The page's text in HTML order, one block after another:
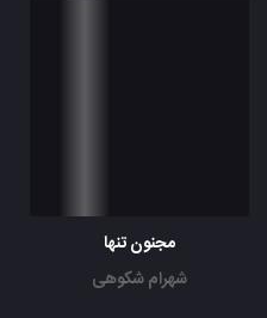
مجنون تنها
شهرام شکوهی